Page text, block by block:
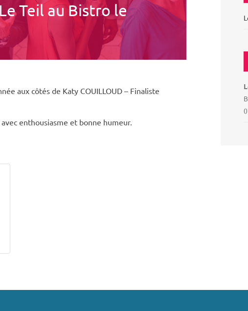
Teil au Bistro le
aux côtés de Katy COUILLOUD – Finaliste
enthousiasme et bonne humeur.